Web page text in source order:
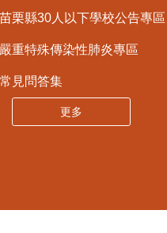
內政部警政署「打詐儀錶板」
苗栗縣政府資料開放平臺
苗栗縣30人以下學校公告專區
嚴重特殊傳染性肺炎專區